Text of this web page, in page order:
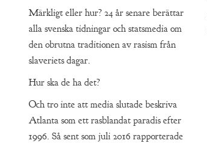
Märkligt eller hur? 24 år senare berättar
alla svenska tidningar och statsmedia om
den obrutna traditionen av rasism från
slaveriets dagar.
Hur ska de ha det?
Och tro inte att media slutade beskriva
Atlanta som ett rasblandat paradis efter
1996. Så sent som juli 2016 rapporterade